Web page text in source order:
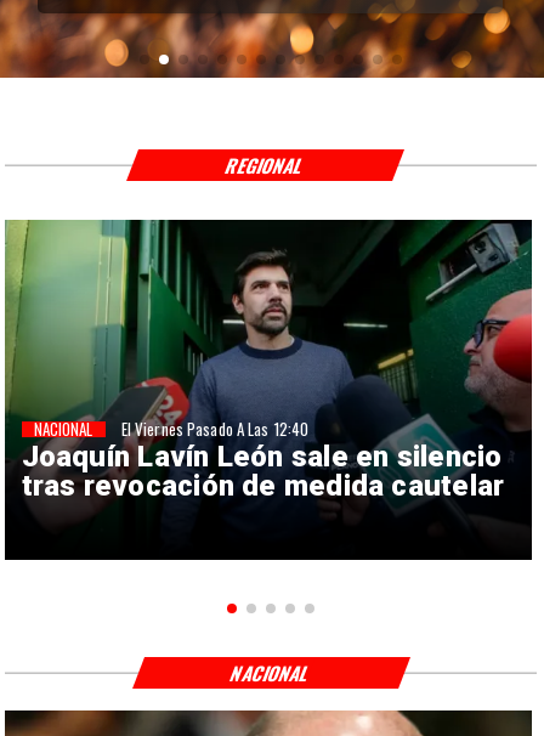
Joaquín Lavín León sale en silencio
tras revocación de medida cautelar
NACIONAL El Viernes Pasado A Las 12:40
REGIONAL
NACIONAL